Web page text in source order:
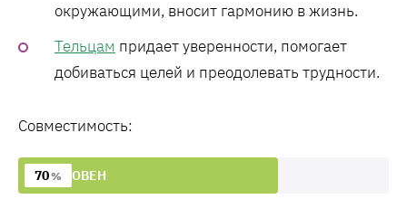
окружающими, вносит гармонию в жизнь.
Тельцам придает уверенности, помогает
добиваться целей и преодолевать трудности.
Совместимость:
70% ОВЕН